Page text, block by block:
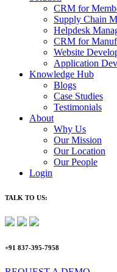
CRM for
Supply Chain
Helpdesk
CRM for
Website
Application
Knowledge Hub
Blogs
Case Studies
Testimonials
About
Why Us
Our Mission
Our Location
Our People
Login
TALK TO US:
+91 837-395-7958